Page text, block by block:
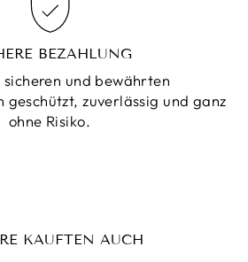
BEZAHLUNG
sicheren und bewährten
geschützt, zuverlässig und ganz
ohne Risiko.
KAUFTEN AUCH